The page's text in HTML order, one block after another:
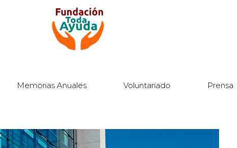
Memorias Anuales Voluntariado Prensa